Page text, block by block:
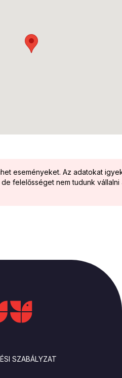
eseményeket. Az adatokat
felelősséget nem tudunk vállalni
SZABÁLYZAT